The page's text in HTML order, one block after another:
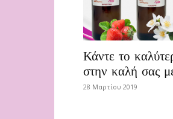
Κάντε το
στην καλή σας
28 Μαρτίου 2019